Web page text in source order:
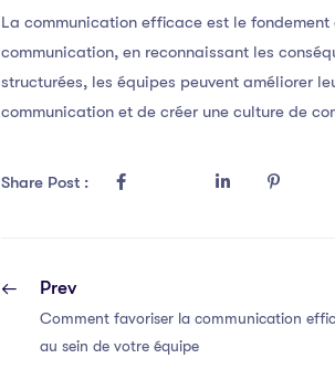
La communication efficace est le
communication, en reconnaissant les
structurées, les équipes peuvent améliorer
communication et de créer une culture de
Share Post :
Prev
Comment favoriser la communication
au sein de votre équipe